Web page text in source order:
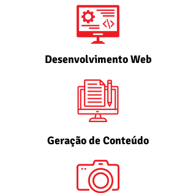
Desenvolvimento Web
Geração de Conteúdo